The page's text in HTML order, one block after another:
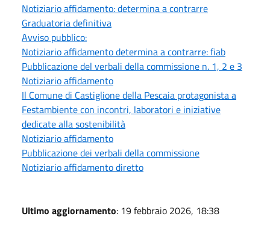
Notiziario affidamento: determina a contrarre
Graduatoria definitiva
Avviso pubblico:
Notiziario affidamento determina a contrarre: fiab
Pubblicazione del verbali della commissione n. 1, 2 e 3
Notiziario affidamento
Il Comune di Castiglione della Pescaia protagonista a
Festambiente con incontri, laboratori e iniziative
dedicate alla sostenibilità
Notiziario affidamento
Pubblicazione dei verbali della commissione
Notiziario affidamento diretto
Ultimo aggiornamento: 19 febbraio 2026, 18:38